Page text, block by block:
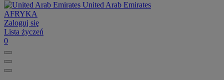
United Arab Emirates
AFRYKA
Zaloguj się
Lista życzeń
0